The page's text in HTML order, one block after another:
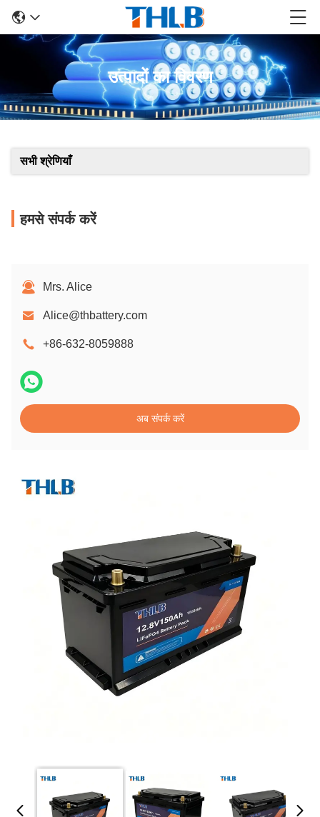
उत्पादों का विवरण
सभी श्रेणियाँ
हमसे संपर्क करें
Mrs. Alice
Alice@thbattery.com
+86-632-8059888
अब संपर्क करें